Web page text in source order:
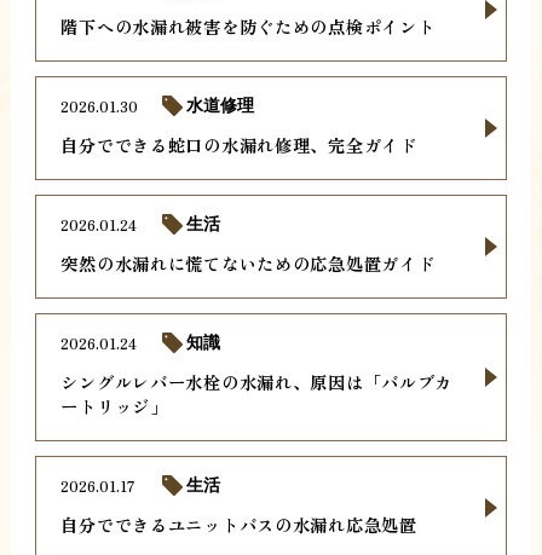
階下への水漏れ被害を防ぐための点検ポイント
自分でできる蛇口の水漏れ修理、完全ガイド
2026.01.30 水道修理
突然の水漏れに慌てないための応急処置ガイド
2026.01.24 生活
シングルレバー水栓の水漏れ、原因は「バルブカ
ートリッジ」
2026.01.24 知識
自分でできるユニットバスの水漏れ応急処置
2026.01.17 生活